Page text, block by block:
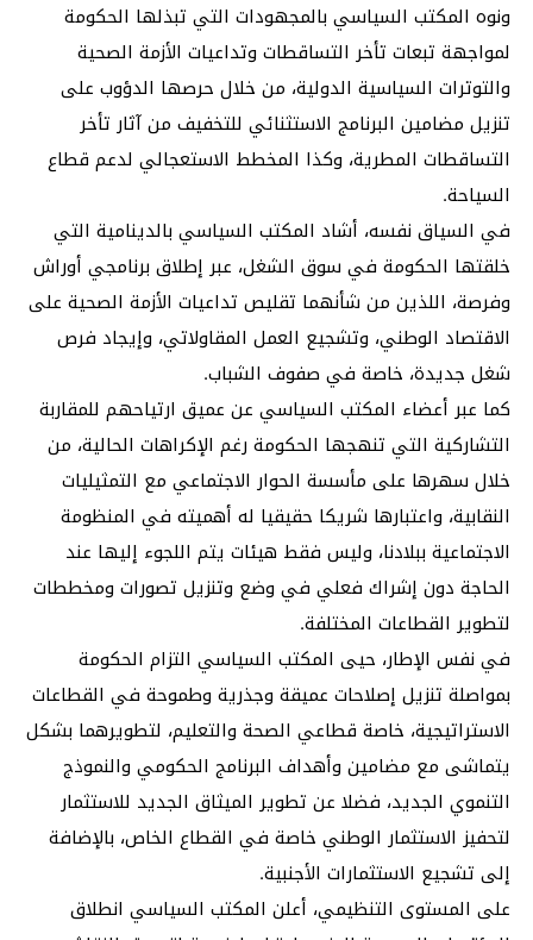
ونوه المكتب السياسي بالمجهودات التي تبذلها الحكومة
لمواجهة تبعات تأخر التساقطات وتداعيات الأزمة الصحية
والتوترات السياسية الدولية، من خلال حرصها الدؤوب على
تنزيل مضامين البرنامج الاستثنائي للتخفيف من آثار تأخر
التساقطات المطرية، وكذا المخطط الاستعجالي لدعم قطاع
السياحة.
في السياق نفسه، أشاد المكتب السياسي بالدينامية التي
خلقتها الحكومة في سوق الشغل، عبر إطلاق برنامجي أوراش
وفرصة، اللذين من شأنهما تقليص تداعيات الأزمة الصحية على
الاقتصاد الوطني، وتشجيع العمل المقاولاتي، وإيجاد فرص
شغل جديدة، خاصة في صفوف الشباب.
كما عبر أعضاء المكتب السياسي عن عميق ارتياحهم للمقاربة
التشاركية التي تنهجها الحكومة رغم الإكراهات الحالية، من
خلال سهرها على مأسسة الحوار الاجتماعي مع التمثيليات
النقابية، واعتبارها شريكا حقيقيا له أهميته في المنظومة
الاجتماعية ببلادنا، وليس فقط هيئات يتم اللجوء إليها عند
الحاجة دون إشراك فعلي في وضع وتنزيل تصورات ومخططات
لتطوير القطاعات المختلفة.
في نفس الإطار، حيى المكتب السياسي التزام الحكومة
بمواصلة تنزيل إصلاحات عميقة وجذرية وطموحة في القطاعات
الاستراتيجية، خاصة قطاعي الصحة والتعليم، لتطويرهما بشكل
يتماشى مع مضامين وأهداف البرنامج الحكومي والنموذج
التنموي الجديد، فضلا عن تطوير الميثاق الجديد للاستثمار
لتحفيز الاستثمار الوطني خاصة في القطاع الخاص، بالإضافة
إلى تشجيع الاستثمارات الأجنبية.
على المستوى التنظيمي، أعلن المكتب السياسي انطلاق